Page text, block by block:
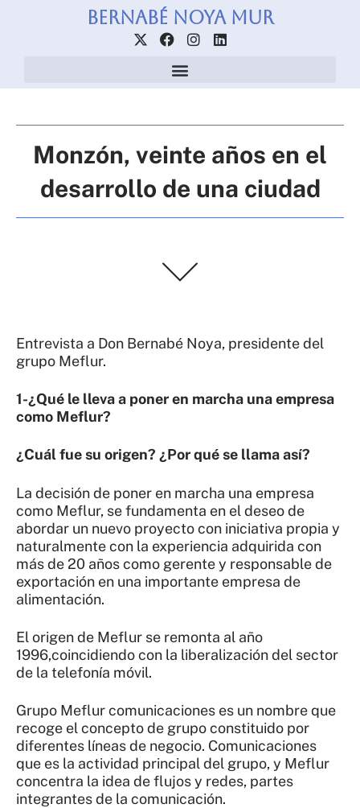
Bernabé Noya Mur
X
t
r
F
a
c
e
o
I
n
r
m
L
i
Monzón, veinte años en el
desarrollo de una ciudad
Entrevista a Don Bernabé Noya, presidente del
grupo Meflur.
1-¿Qué le lleva a poner en marcha una empresa
como Meflur?
¿Cuál fue su origen? ¿Por qué se llama así?
La decisión de poner en marcha una empresa
como Meflur, se fundamenta en el deseo de
abordar un nuevo proyecto con iniciativa propia y
naturalmente con la experiencia adquirida con
más de 20 años como gerente y responsable de
exportación en una importante empresa de
alimentación.
El origen de Meflur se remonta al año
1996,coincidiendo con la liberalización del sector
de la telefonía móvil.
Grupo Meflur comunicaciones es un nombre que
recoge el concepto de grupo constituido por
diferentes líneas de negocio. Comunicaciones
que es la actividad principal del grupo, y Meflur
concentra la idea de flujos y redes, partes
integrantes de la comunicación.